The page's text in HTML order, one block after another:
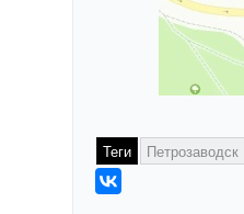
Теги Петрозаводск